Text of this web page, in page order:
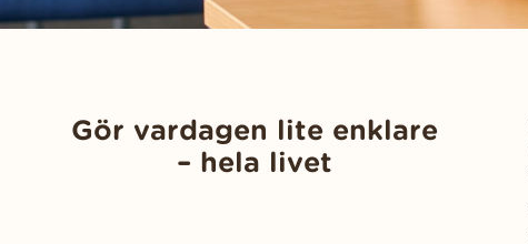
Gör vardagen lite enklare
– hela livet